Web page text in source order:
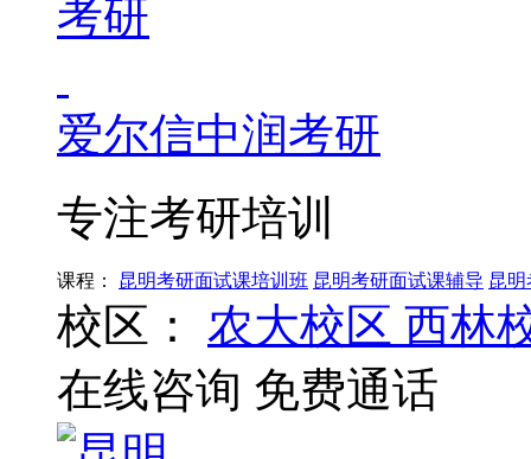
爱尔信中润考研
专注考研培训
课程： 昆明考研面试课培训班 昆明考研面试课辅导 昆明
校区： 农大校区 西林
在线咨询 免费通话